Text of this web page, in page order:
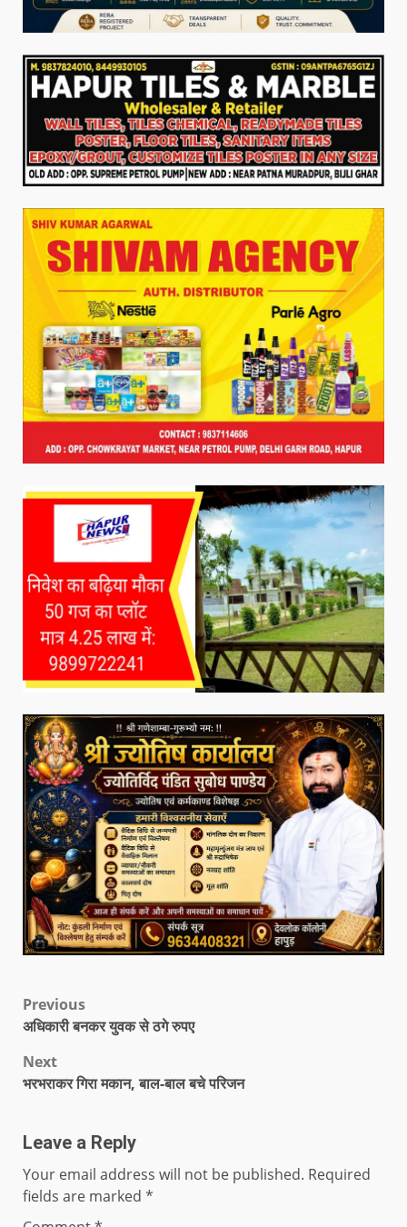
Previous
अधिकारी बनकर युवक से ठगे रुपए
Next
भरभराकर गिरा मकान, बाल-बाल बचे परिजन
Leave a Reply
Your email address will not be published. Required
fields are marked *